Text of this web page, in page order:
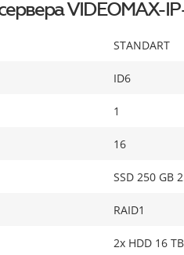
VIDEOMAX-
STANDART
ID6
1
16
SSD 250 GB
RAID1
2x HDD 16